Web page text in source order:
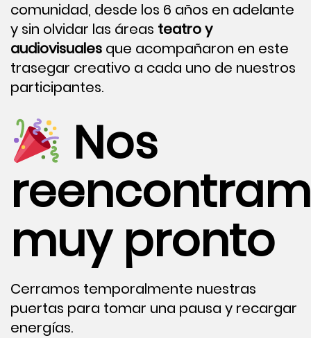
comunidad, desde los 6 años en adelante
y sin olvidar las áreas teatro y
audiovisuales que acompañaron en este
trasegar creativo a cada uno de nuestros
participantes.
Nos
muy pronto
Cerramos temporalmente nuestras
puertas para tomar una pausa y recargar
energías.